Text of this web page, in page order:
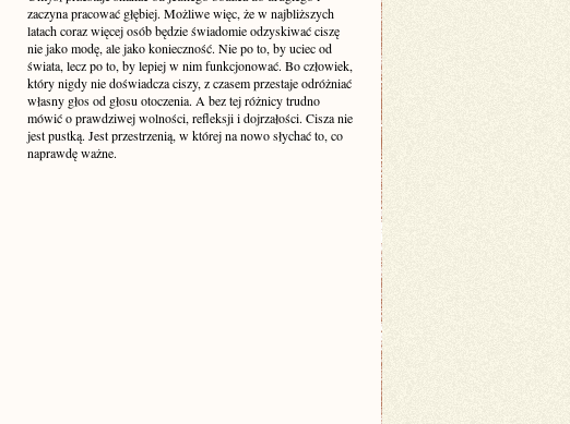
zaczyna pracować głębiej. Możliwe więc, że w najbliższych
latach coraz więcej osób będzie świadomie odzyskiwać ciszę
nie jako modę, ale jako konieczność. Nie po to, by uciec od
świata, lecz po to, by lepiej w nim funkcjonować. Bo człowiek,
który nigdy nie doświadcza ciszy, z czasem przestaje odróżniać
własny głos od głosu otoczenia. A bez tej różnicy trudno
mówić o prawdziwej wolności, refleksji i dojrzałości. Cisza nie
jest pustką. Jest przestrzenią, w której na nowo słychać to, co
naprawdę ważne.